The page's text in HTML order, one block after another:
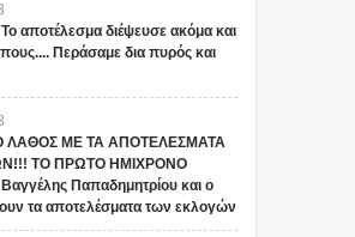
αποτέλεσμα διέψευσε ακόμα και
Περάσαμε δια πυρός και
ΛΑΘΟΣ ΜΕ ΤΑ ΑΠΟΤΕΛΕΣΜΑΤΑ
ΤΟ ΠΡΩΤΟ ΗΜΙΧΡΟΝΟ
Παπαδημητρίου και ο
τα αποτελέσματα των εκλογών